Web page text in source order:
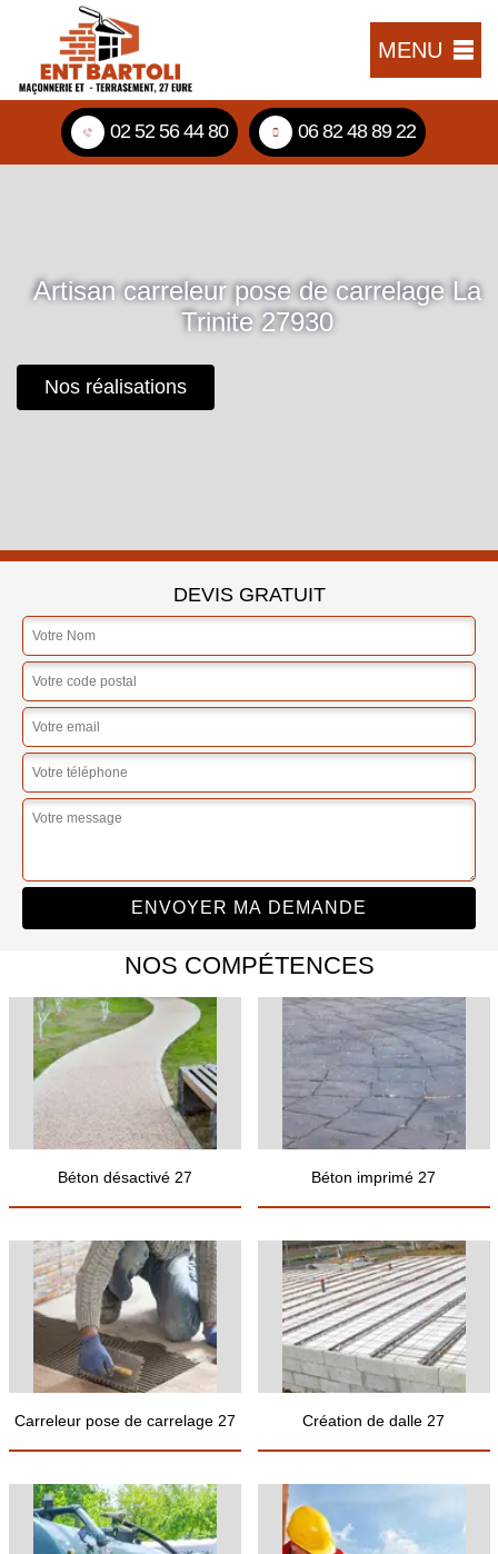
MENU
02 52 56 44 80 06 82 48 89 22
Artisan carreleur pose de carrelage La
Trinite 27930
Nos réalisations
DEVIS GRATUIT
NOS COMPÉTENCES
Béton désactivé 27 Béton imprimé 27
Carreleur pose de carrelage 27 Création de dalle 27